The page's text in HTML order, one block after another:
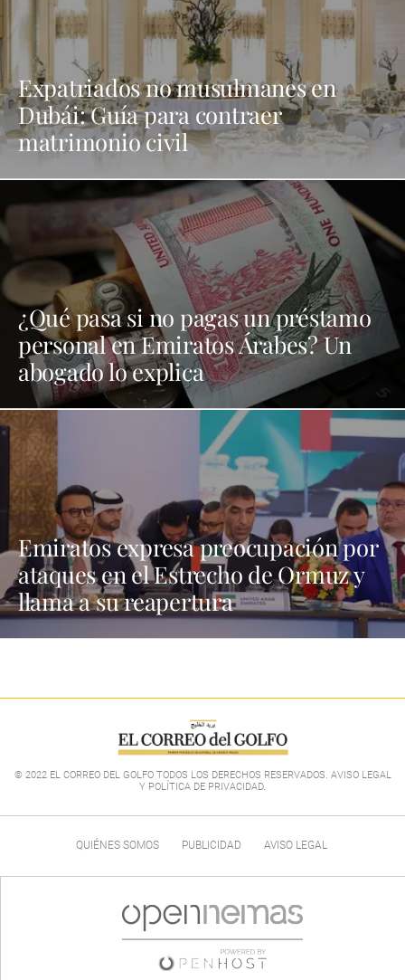
Expatriados no musulmanes en
Dubái: Guía para contraer
matrimonio civil
¿Qué pasa si no pagas un préstamo
personal en Emiratos Árabes? Un
abogado lo explica
Emiratos expresa preocupación por
ataques en el Estrecho de Ormuz y
llama a su reapertura
© 2022 EL CORREO DEL GOLFO TODOS LOS DERECHOS RESERVADOS. AVISO LEGAL
Y POLÍTICA DE PRIVACIDAD.
QUIÉNES SOMOS PUBLICIDAD AVISO LEGAL